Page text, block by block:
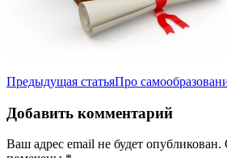
Навигация
по
записям
Предыдущая статьяПро
Добавить комментарий
Ваш адрес email не будет опубликован.